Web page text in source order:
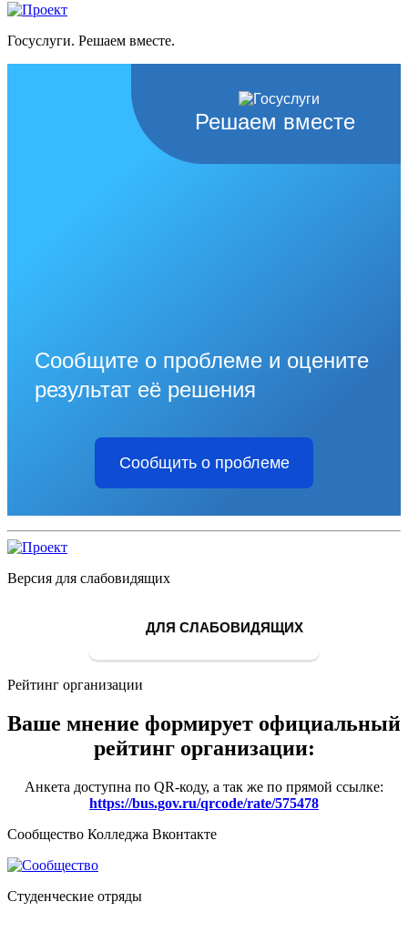
Госуслуги. Решаем вместе.
Решаем вместе
Сообщите о проблеме и оцените
результат её решения
Сообщить о проблеме
Версия для слабовидящих
ДЛЯ СЛАБОВИДЯЩИХ
Рейтинг организации
Ваше мнение формирует официальный
рейтинг организации:
Анкета доступна по QR-коду, а так же по прямой ссылке:
https://bus.gov.ru/qrcode/rate/575478
Сообщество Колледжа Вконтакте
Студенческие отряды